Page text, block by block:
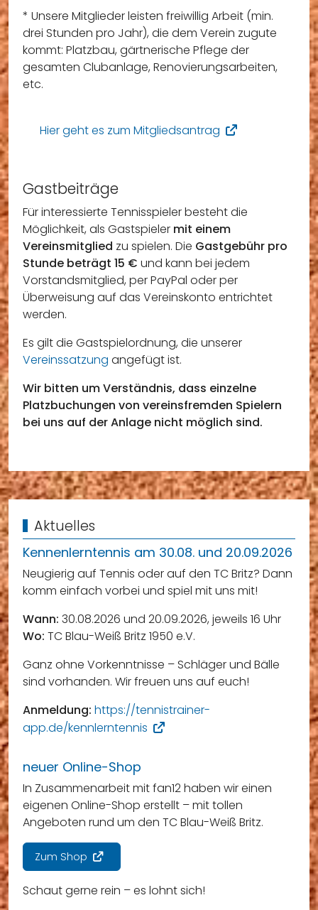
* Unsere Mitglieder leisten freiwillig Arbeit (min.
drei Stunden pro Jahr), die dem Verein zugute
kommt: Platzbau, gärtnerische Pflege der
gesamten Clubanlage, Renovierungsarbeiten,
etc.
Hier geht es zum Mitgliedsantrag
Gastbeiträge
Für interessierte Tennisspieler besteht die
Möglichkeit, als Gastspieler mit einem
Vereinsmitglied zu spielen. Die Gastgebühr pro
Stunde beträgt 15 € und kann bei jedem
Vorstandsmitglied, per PayPal oder per
Überweisung auf das Vereinskonto entrichtet
werden.
Es gilt die Gastspielordnung, die unserer
Vereinssatzung angefügt ist.
Wir bitten um Verständnis, dass einzelne
Platzbuchungen von vereinsfremden Spielern
bei uns auf der Anlage nicht möglich sind.
Aktuelles
Kennenlerntennis am 30.08. und 20.09.2026
Neugierig auf Tennis oder auf den TC Britz? Dann
komm einfach vorbei und spiel mit uns mit!
Wann: 30.08.2026 und 20.09.2026, jeweils 16 Uhr
Wo: TC Blau-Weiß Britz 1950 e.V.
Ganz ohne Vorkenntnisse – Schläger und Bälle
sind vorhanden. Wir freuen uns auf euch!
Anmeldung: https://tennistrainer-
app.de/kennlerntennis
neuer Online-Shop
In Zusammenarbeit mit fan12 haben wir einen
eigenen Online-Shop erstellt – mit tollen
Angeboten rund um den TC Blau-Weiß Britz.
Zum Shop
Schaut gerne rein – es lohnt sich!